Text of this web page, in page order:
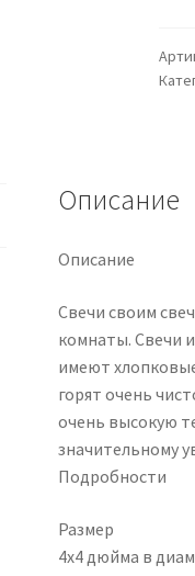
Описание
Описание
Свечи своим
комнаты. Свечи
имеют
горят очень
очень высокую
значительному
Подробности
Размер
4х4 дюйма в